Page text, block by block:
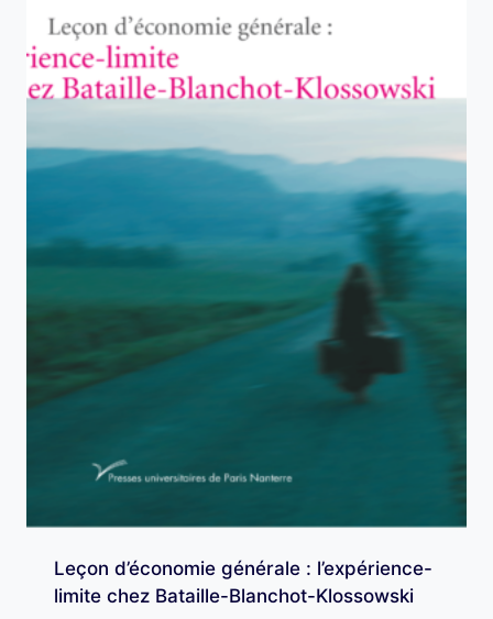
Leçon d’économie générale : l’expérience-
limite chez Bataille-Blanchot-Klossowski